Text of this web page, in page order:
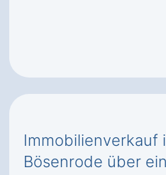
Immobilienverkauf
Bösenrode über